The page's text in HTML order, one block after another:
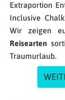
Extraportion
Inclusive
Wir zeigen
Reisearten
Traumurlaub.